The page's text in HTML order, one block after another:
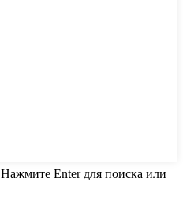
Нажмите Enter для поиска или